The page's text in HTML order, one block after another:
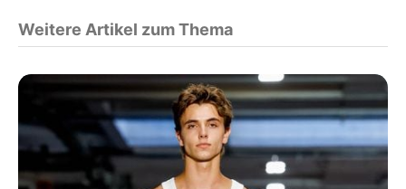
Weitere Artikel zum Thema